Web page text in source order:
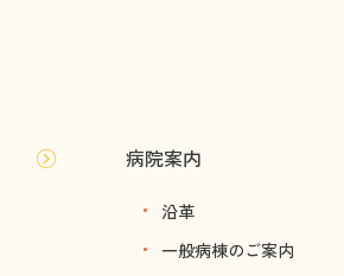
病院案内
沿革
一般病棟のご案内